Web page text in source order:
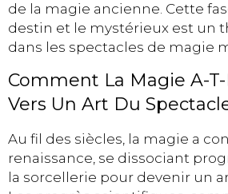
de la magie ancienne. Cette
destin et le mystérieux est un
dans les spectacles de magie
Comment La Magie A-
Vers Un Art Du
Au fil des siècles, la magie a
renaissance, se dissociant
la sorcellerie pour devenir un